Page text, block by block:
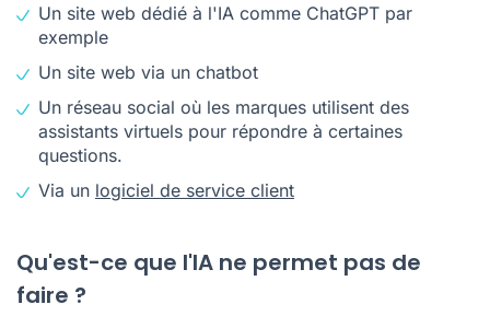
Un site web dédié à l'IA comme ChatGPT par
exemple
Un site web via un chatbot
Un réseau social où les marques utilisent des
assistants virtuels pour répondre à certaines
questions.
Via un logiciel de service client
Qu'est-ce que l'IA ne permet pas de
faire ?